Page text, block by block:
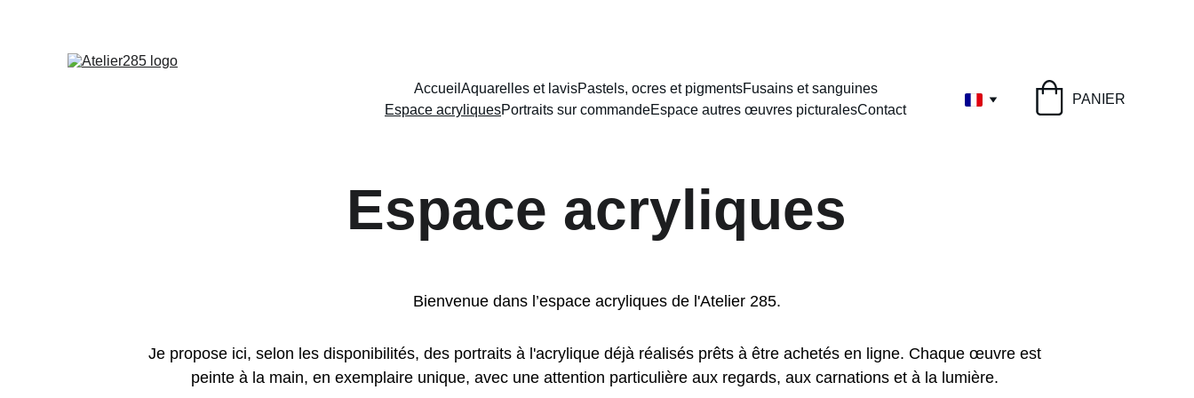
Accueil Aquarelles et lavisPastels, ocres et pigmentsFusains et sanguines
Espace acryliquesPortraits sur commandeEspace autres œuvres picturalesContact
PANIER
Espace acryliques
Bienvenue dans l’espace acryliques de l'Atelier 285.
Je propose ici, selon les disponibilités, des portraits à l'acrylique déjà réalisés prêts à être achetés en ligne. Chaque œuvre est
peinte à la main, en exemplaire unique, avec une attention particulière aux regards, aux carnations et à la lumière.